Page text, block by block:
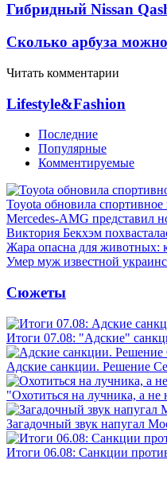
Гибридный Nissan
Сколько арбуза
Читать комментарии
Lifestyle&Fashion
Последние
Популярные
Комментируемые
Toyota обновила
Mercedes-AMG представил
Виктория Бекхэм
Жара опасна для животных:
Умер муж известной
Сюжеты
Итоги 07.08: "Адские"
Адские санкции. Решение
"Охотиться на лучника, а не
Загадочный звук напугал
Итоги 06.08: Санкции